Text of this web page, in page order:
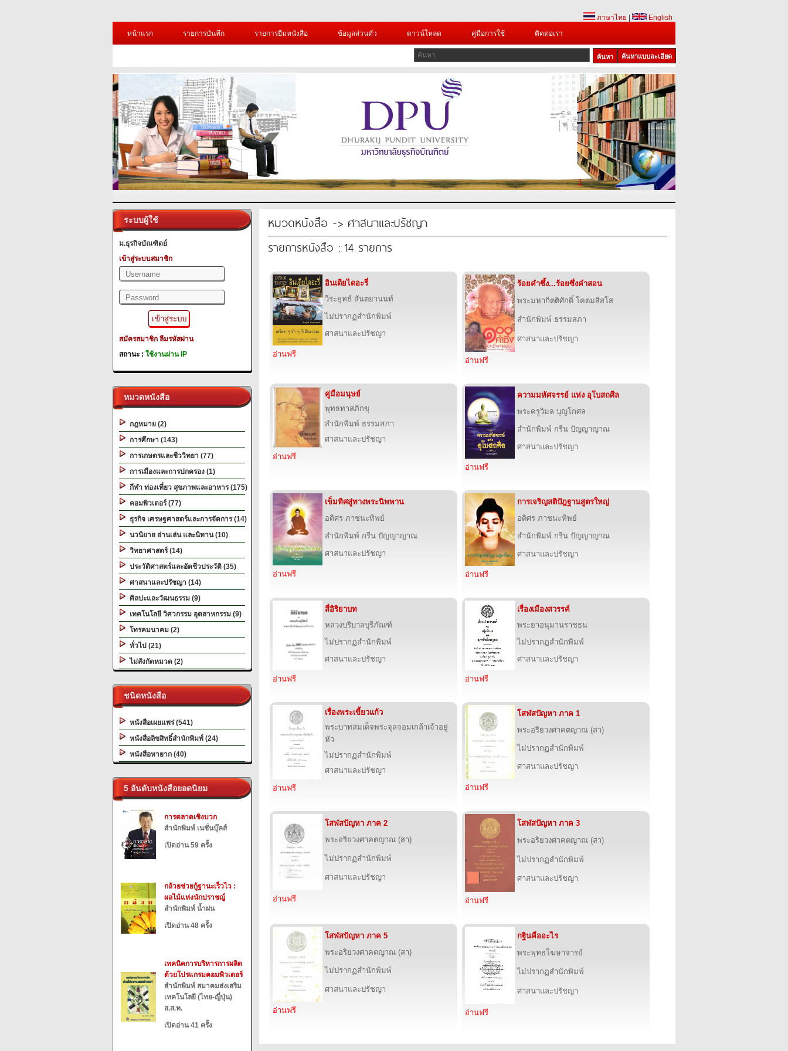
ภาษาไทย
English
หน้าแรก
รายการบันทึก รายการยืมหนังสือ ข้อมูลส่วนตัว ดาวน์โหลด คู่มือการใช้ ติดต่อเรา
ค้นหาแบบละเอียด
1
ระบบผู้ใช้
ม.ธุรกิจบัณฑิตย์
เข้าสู่ระบบสมาชิก
สมัครสมาชิก ลืมรหัสผ่าน
สถานะ : ใช้งานผ่าน IP
หมวดหนังสือ
กฎหมาย (2)
การศึกษา (143)
การเกษตรและชีววิทยา (77)
การเมืองและการปกครอง (1)
กีฬา ท่องเที่ยว สุขภาพและอาหาร (175)
คอมพิวเตอร์ (77)
ธุรกิจ เศรษฐศาสตร์และการจัดการ (14)
นวนิยาย อ่านเล่น และนิทาน (10)
วิทยาศาสตร์ (14)
ประวัติศาสตร์และอัตชีวประวัติ (35)
ศาสนาและปรัชญา (14)
ศิลปะและวัฒนธรรม (9)
เทคโนโลยี วิศวกรรม อุตสาหกรรม (9)
โทรคมนาคม (2)
ทั่วไป (21)
ไม่สังกัดหมวด (2)
ชนิดหนังสือ
หนังสือเผยแพร่ (541)
หนังสือลิขสิทธิ์สำนักพิมพ์ (24)
หนังสือหายาก (40)
5 อันดับหนังสือยอดนิยม
การตลาดเชิงบวก
สำนักพิมพ์ เนชั่นบุ๊คส์
เปิดอ่าน 59 ครั้ง
กล้วยช่วยกู้ฐานะเร็วไว :
ผลไม้แห่งนักปราชญ์
สำนักพิมพ์ น้ำฝน
เปิดอ่าน 48 ครั้ง
เทคนิคการบริหารการผลิต
ด้วยโปรแกรมคอมพิวเตอร์
สำนักพิมพ์ สมาคมส่งเสริม
เทคโนโลยี (ไทย-ญี่ปุ่น)
ส.ส.ท.
เปิดอ่าน 41 ครั้ง
หมวดหนังสือ -> ศาสนาและปรัชญา
รายการหนังสือ : 14 รายการ
อินเดียไดอะรี่
วีระยุทธ์ สันตยานนท์
ไม่ปรากฏสำนักพิมพ์
ศาสนาและปรัชญา
อ่านฟรี
ร้อยคำซึ้ง...ร้อยซึ่งคำสอน
พระมหากิตติศักดิ์ โคตมสิสโส
สำนักพิมพ์ ธรรมสภา
ศาสนาและปรัชญา
อ่านฟรี
คู่มือมนุษย์
พุทธทาสภิกขุ
สำนักพิมพ์ ธรรมสภา
ศาสนาและปรัชญา
อ่านฟรี
ความมหัศจรรย์ แห่ง อุโบสถศีล
พระครูวิมล บุญโกศล
สำนักพิมพ์ กรีน ปัญญาญาณ
ศาสนาและปรัชญา
อ่านฟรี
เข็มทิศสู่ทางพระนิพพาน
อดิศร ภาชนะทิพย์
สำนักพิมพ์ กรีน ปัญญาญาณ
ศาสนาและปรัชญา
อ่านฟรี
การเจริญสติปัฎฐานสูตรใหญ่
อดิศร ภาชนะทิพย์
สำนักพิมพ์ กรีน ปัญญาญาณ
ศาสนาและปรัชญา
อ่านฟรี
สี่อิริยาบท
หลวงบริบาลบุรีภัณฑ์
ไม่ปรากฏสำนักพิมพ์
ศาสนาและปรัชญา
อ่านฟรี
เรื่องเมืองสวรรค์
พระยาอนุมานราชธน
ไม่ปรากฏสำนักพิมพ์
ศาสนาและปรัชญา
อ่านฟรี
เรื่องพระเขี้ยวแก้ว
พระบาทสมเด็จพระจุลจอมเกล้าเจ้าอยู่
หัว
ไม่ปรากฏสำนักพิมพ์
ศาสนาและปรัชญา
อ่านฟรี
โสฬสปัญหา ภาค 1
พระอริยวงศาคตญาณ (สา)
ไม่ปรากฏสำนักพิมพ์
ศาสนาและปรัชญา
อ่านฟรี
โสฬสปัญหา ภาค 2
พระอริยวงศาคตญาณ (สา)
ไม่ปรากฏสำนักพิมพ์
ศาสนาและปรัชญา
อ่านฟรี
โสฬสปัญหา ภาค 3
พระอริยวงศาคตญาณ (สา)
ไม่ปรากฏสำนักพิมพ์
ศาสนาและปรัชญา
อ่านฟรี
โสฬสปัญหา ภาค 5
พระอริยวงศาคตญาณ (สา)
ไม่ปรากฏสำนักพิมพ์
ศาสนาและปรัชญา
อ่านฟรี
กฐินคืออะไร
พระพุทธโฆษาจารย์
ไม่ปรากฏสำนักพิมพ์
ศาสนาและปรัชญา
อ่านฟรี